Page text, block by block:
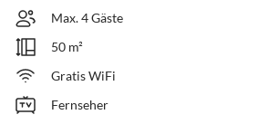
Max. 4 Gäste
50 m²
Gratis WiFi
Fernseher